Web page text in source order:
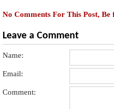
No Comments For This Post,
Leave a Comment
Name:
Email:
Comment: